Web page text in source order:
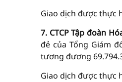
Giao dịch được thực
7. CTCP Tập đoàn
đẻ của Tổng Giám
tương đương
Giao dịch được thực